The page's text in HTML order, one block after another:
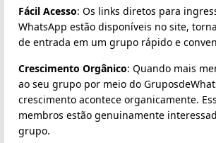
Fácil Acesso: Os links diretos para
WhatsApp estão disponíveis no site,
de entrada em um grupo rápido e
Crescimento Orgânico: Quando mais
ao seu grupo por meio do
crescimento acontece organicamente.
membros estão genuinamente
grupo.